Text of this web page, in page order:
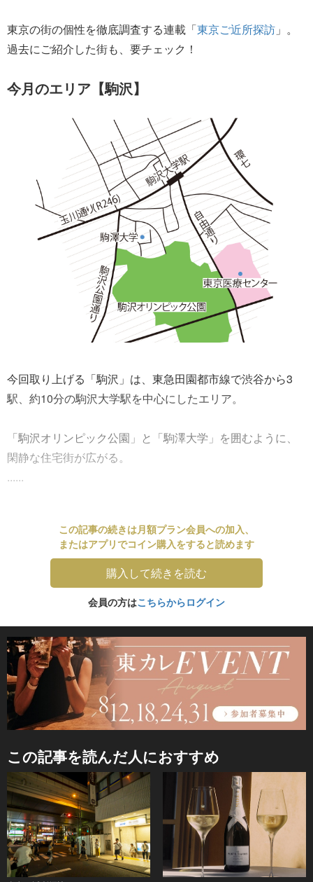
東京の街の個性を徹底調査する連載「東京ご近所探訪 」。
過去にご紹介した街も、要チェック！
今月のエリア【駒沢】
今回取り上げる「駒沢」は、東急田園都市線で渋谷から3
駅、約10分の駒沢大学駅を中心にしたエリア。
「駒沢オリンピック公園」と「駒澤大学」を囲むように、
閑静な住宅街が広がる。
......
この記事の続きは月額プラン会員への加入、
またはアプリでコイン購入をすると読めます
購入して続きを読む
会員の方はこちらからログイン
この記事を読んだ人におすすめ